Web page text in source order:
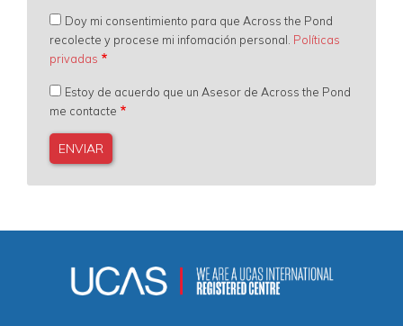
Doy mi consentimiento para que Across the Pond
recolecte y procese mi infomación personal. Políticas
privadas
Estoy de acuerdo que un Asesor de Across the Pond
me contacte